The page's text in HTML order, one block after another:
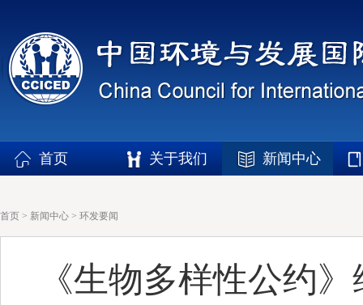
首页 关于我们 新闻中心
首页 > 新闻中心 > 环发要闻
《生物多样性公约